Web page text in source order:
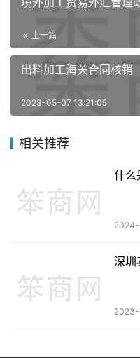
上一篇
出料加工海关合同核销
2023-05-07 13:21:05
相关推荐
什么
深圳
2023-